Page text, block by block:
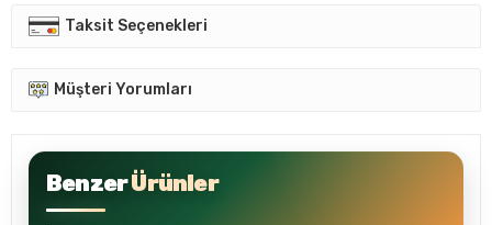
Taksit Seçenekleri
Müşteri Yorumları
BenzerÜrünler